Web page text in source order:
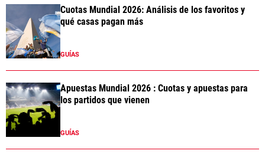
Cuotas Mundial 2026: Análisis de los favoritos y
qué casas pagan más
GUÍAS
Apuestas Mundial 2026 : Cuotas y apuestas para
los partidos que vienen
GUÍAS